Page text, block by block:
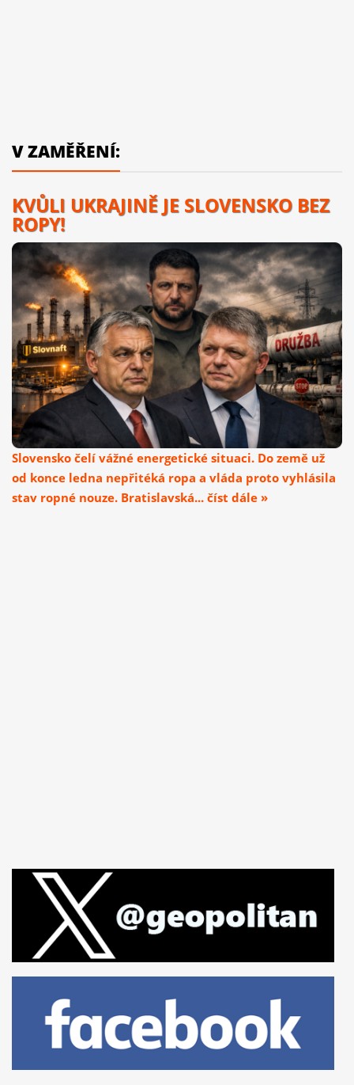
V ZAMĚŘENÍ:
KVŮLI UKRAJINĚ JE SLOVENSKO BEZ
ROPY!
Slovensko čelí vážné energetické situaci. Do země už
od konce ledna nepřitéká ropa a vláda proto vyhlásila
stav ropné nouze. Bratislavská... číst dále »